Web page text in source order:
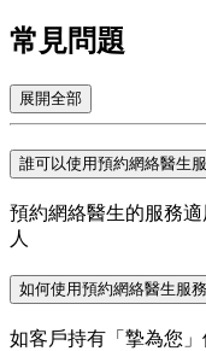
常見問題
展開全部
誰可以使用預約網絡醫生
預約網絡醫生的服務
人
如何使用預約網絡醫生服
如客戶持有「摯為您」